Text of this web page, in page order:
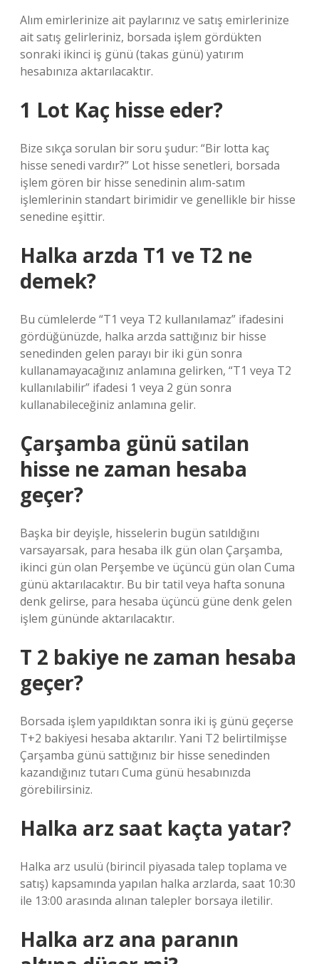
Alım emirlerinize ait paylarınız ve satış emirlerinize
ait satış gelirleriniz, borsada işlem gördükten
sonraki ikinci iş günü (takas günü) yatırım
hesabınıza aktarılacaktır.
1 Lot Kaç hisse eder?
Bize sıkça sorulan bir soru şudur: “Bir lotta kaç
hisse senedi vardır?” Lot hisse senetleri, borsada
işlem gören bir hisse senedinin alım-satım
işlemlerinin standart birimidir ve genellikle bir hisse
senedine eşittir.
Halka arzda T1 ve T2 ne
demek?
Bu cümlelerde “T1 veya T2 kullanılamaz” ifadesini
gördüğünüzde, halka arzda sattığınız bir hisse
senedinden gelen parayı bir iki gün sonra
kullanamayacağınız anlamına gelirken, “T1 veya T2
kullanılabilir” ifadesi 1 veya 2 gün sonra
kullanabileceğiniz anlamına gelir.
Çarşamba günü satilan
hisse ne zaman hesaba
geçer?
Başka bir deyişle, hisselerin bugün satıldığını
varsayarsak, para hesaba ilk gün olan Çarşamba,
ikinci gün olan Perşembe ve üçüncü gün olan Cuma
günü aktarılacaktır. Bu bir tatil veya hafta sonuna
denk gelirse, para hesaba üçüncü güne denk gelen
işlem gününde aktarılacaktır.
T 2 bakiye ne zaman hesaba
geçer?
Borsada işlem yapıldıktan sonra iki iş günü geçerse
T+2 bakiyesi hesaba aktarılır. Yani T2 belirtilmişse
Çarşamba günü sattığınız bir hisse senedinden
kazandığınız tutarı Cuma günü hesabınızda
görebilirsiniz.
Halka arz saat kaçta yatar?
Halka arz usulü (birincil piyasada talep toplama ve
satış) kapsamında yapılan halka arzlarda, saat 10:30
ile 13:00 arasında alınan talepler borsaya iletilir.
Halka arz ana paranın